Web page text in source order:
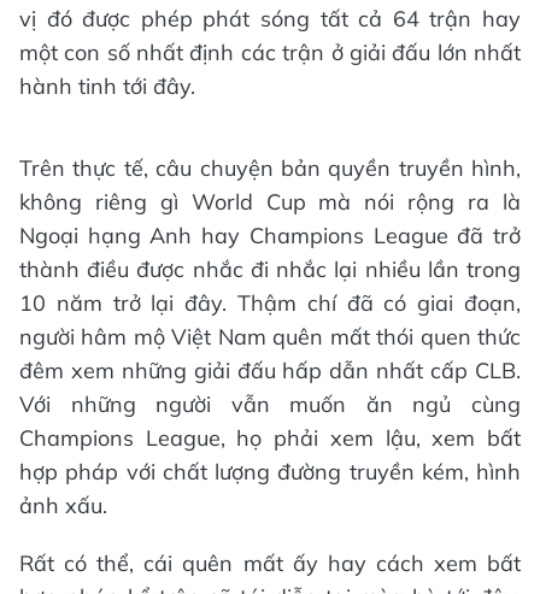
vị đó được phép phát sóng tất cả 64 trận hay
một con số nhất định các trận ở giải đấu lớn nhất
hành tinh tới đây.
Trên thực tế, câu chuyện bản quyền truyền hình,
không riêng gì World Cup mà nói rộng ra là
Ngoại hạng Anh hay Champions League đã trở
thành điều được nhắc đi nhắc lại nhiều lần trong
10 năm trở lại đây. Thậm chí đã có giai đoạn,
người hâm mộ Việt Nam quên mất thói quen thức
đêm xem những giải đấu hấp dẫn nhất cấp CLB.
Với những người vẫn muốn ăn ngủ cùng
Champions League, họ phải xem lậu, xem bất
hợp pháp với chất lượng đường truyền kém, hình
ảnh xấu.
Rất có thể, cái quên mất ấy hay cách xem bất